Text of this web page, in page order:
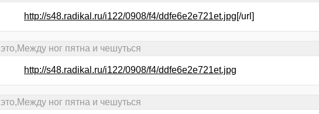
http://s48.radikal.ru/i122/0908/f4/ddfe6e2e721et.jpg[/url]
ног пятна и чешуться
http://s48.radikal.ru/i122/0908/f4/ddfe6e2e721et.jpg
ног пятна и чешуться